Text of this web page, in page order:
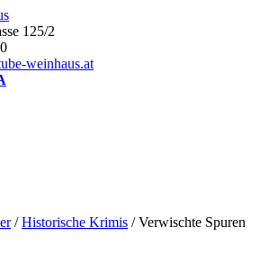
und alten, teilweise noch
125/2
weinhaus.at
/Historische Krimis / Verwischte Spuren